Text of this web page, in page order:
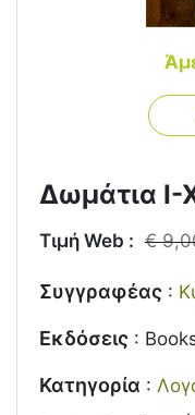
Δωμάτια Ι-
Τιμή Web : €
Συγγραφέας :
Εκδόσεις :
Κατηγορία :